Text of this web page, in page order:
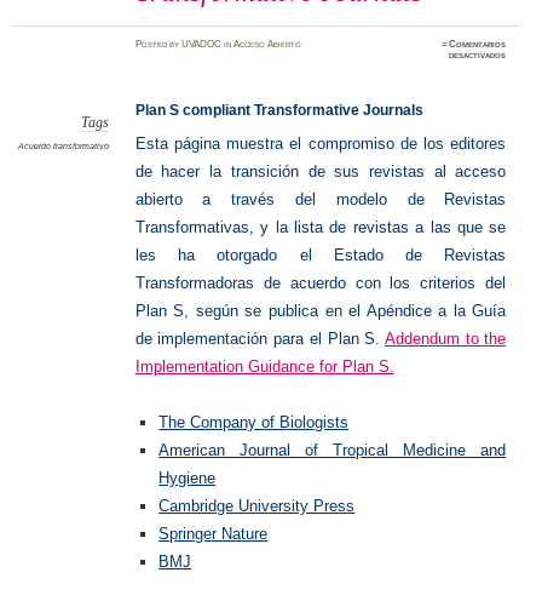
PostedbyUVADOC inAcceso Abierto ≈Comentarios
desactivadosen
Tags
Acuerdo transformativo
Plan S compliant Transformative Journals
Esta página muestra el compromiso de los editores
de hacer la transición de sus revistas al acceso
abierto a través del modelo de Revistas
Transformativas, y la lista de revistas a las que se
les ha otorgado el Estado de Revistas
Transformadoras de acuerdo con los criterios del
Plan S, según se publica en el Apéndice a la Guía
de implementación para el Plan S Addendum to the
Implementation Guidance for Plan S.
The Company of Biologists
American Journal of Tropical Medicine and
Hygiene
Cambridge University Press
Springer Nature
BMJ